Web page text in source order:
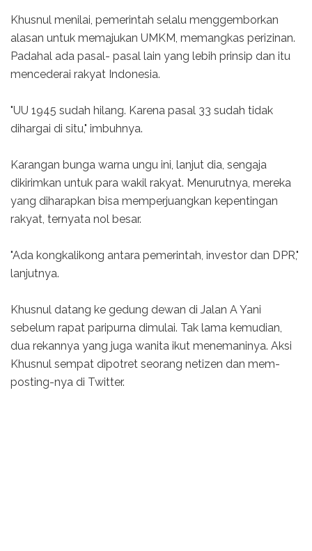
Khusnul menilai, pemerintah selalu menggemborkan
alasan untuk memajukan UMKM, memangkas perizinan.
Padahal ada pasal- pasal lain yang lebih prinsip dan itu
mencederai rakyat Indonesia.
"UU 1945 sudah hilang. Karena pasal 33 sudah tidak
dihargai di situ," imbuhnya.
Karangan bunga warna ungu ini, lanjut dia, sengaja
dikirimkan untuk para wakil rakyat. Menurutnya, mereka
yang diharapkan bisa memperjuangkan kepentingan
rakyat, ternyata nol besar.
"Ada kongkalikong antara pemerintah, investor dan DPR,"
lanjutnya.
Khusnul datang ke gedung dewan di Jalan A Yani
sebelum rapat paripurna dimulai. Tak lama kemudian,
dua rekannya yang juga wanita ikut menemaninya. Aksi
Khusnul sempat dipotret seorang netizen dan mem-
posting-nya di Twitter.